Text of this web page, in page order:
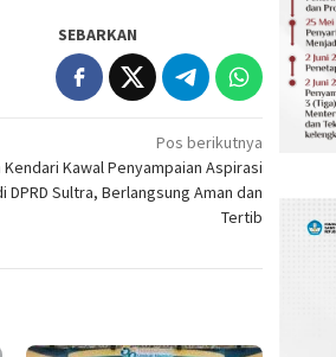
SEBARKAN
Pos berikutnya
Kawal Penyampaian Aspirasi
DPRD Sultra, Berlangsung Aman dan
Tertib